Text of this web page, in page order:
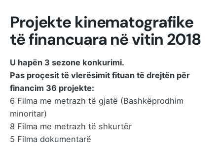
Projekte kinematografike
të financuara në vitin 2018
U hapën 3 sezone konkurimi.
Pas proçesit të vlerësimit fituan të drejtën për
financim 36 projekte:
6 Filma me metrazh të gjatë (Bashkëprodhim
minoritar)
8 Filma me metrazh të shkurtër
5 Filma dokumentarë